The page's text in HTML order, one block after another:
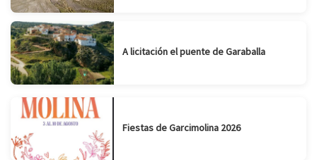
A licitación el puente de Garaballa
Fiestas de Garcimolina 2026